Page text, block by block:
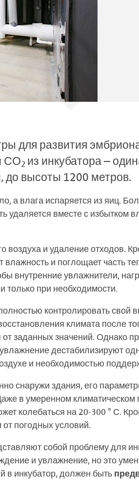
для развития
СО2 из инкубатора –
до высоты 1200 метров.
а влага испаряется из яиц.
удаляется вместе с избытком
и удаление отходов.
влажность и поглощает часть
внутренние увлажнители,
при необходимости.
контролировать свой
климата после
заданных значений. Однако
дестабилизируют
и необходимостью
снаружи здания, его
в умеренном климатическом
колебаться на 20-300 ° С.
от погодных условий.
собой проблему для
и увлажнение, но это
в инкубатор, должен быть